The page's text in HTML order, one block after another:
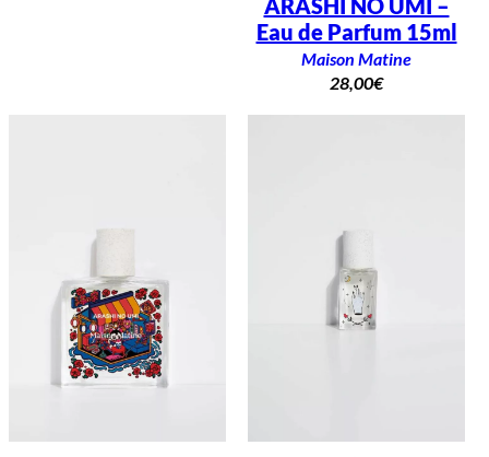
ARASHI NO UMI –
Eau de Parfum 15ml
Maison Matine
28,00€